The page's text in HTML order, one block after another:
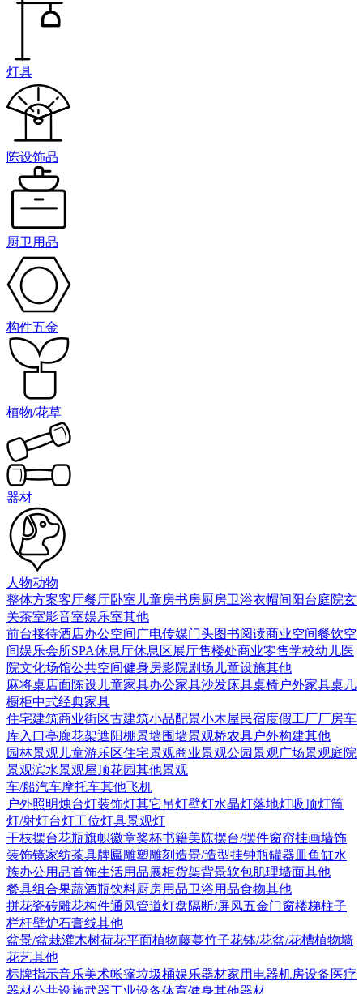
灯具
陈设饰品
厨卫用品
构件五金
植物/花草
器材
人物动物
整体方案客厅餐厅卧室 儿童房书房厨房卫浴衣帽间 阳台庭院玄
关茶室影音室娱乐室其他
前台接待酒店办公空间 广电传媒门头图书阅读商业空间餐饮空
间娱乐会所SPA休息厅休息区展厅售楼处商业零售学校幼儿医
院文化场馆公共空间健身房影院剧场 儿童设施其他
麻将桌店面陈设 儿童家具办公家具沙发床具桌椅户外家具桌几
橱柜中式经典家具
住宅建筑商业街区古建筑小品配景小木屋民宿度假工厂厂房车
库入口亭廊花架遮阳棚景墙围墙景观桥农具户外构建其他
园林景观 儿童游乐区住宅景观商业景观公园景观广场景观庭院
景观滨水景观屋顶花园其他景观
车/船汽车摩托车其他飞机
户外照明烛台灯装饰灯其它 吊灯壁灯水晶灯落地灯吸顶灯筒
灯/射灯台灯工位灯具景观灯
干枝摆台花瓶旗帜徽章奖杯书籍美陈摆台/摆件窗帘挂画墙饰
装饰镜家纺茶具牌匾雕塑雕刻 造景/造型挂钟瓶罐器皿 鱼缸水
族办公用品首饰生活用品展柜货架背景软包肌理墙面其他
餐具组合果蔬酒瓶饮料厨房用品卫浴用品食物其他
拼花瓷砖雕花构件通风管道灯盘隔断/屏风五金门窗楼梯柱子
栏杆壁炉石膏线其他
盆景/盆栽灌木树荷花平面植物藤蔓竹子花钵/花盆/花槽植物墙
花艺其他
标牌指示音乐美术帐篷垃圾桶娱乐器材家用电器机房设备医疗
器材公共设施武器工业设备体育健身其他器材